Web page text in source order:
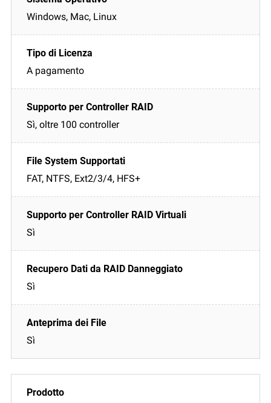
Windows, Mac, Linux
A pagamento
Sì, oltre 100 controller
FAT, NTFS, Ext2/3/4, HFS+
Sì
Sì
Sì